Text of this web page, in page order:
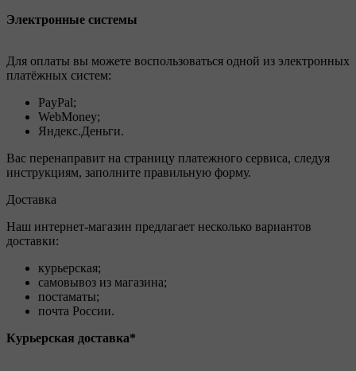
Электронные системы
Для оплаты вы можете воспользоваться одной из электронных
платёжных систем:
PayPal;
WebMoney;
Яндекс.Деньги.
Вас перенаправит на страницу платежного сервиса, следуя
инструкциям, заполните правильную форму.
Доставка
Наш интернет-магазин предлагает несколько вариантов
доставки:
курьерская;
самовывоз из магазина;
постаматы;
почта России.
Курьерская доставка*